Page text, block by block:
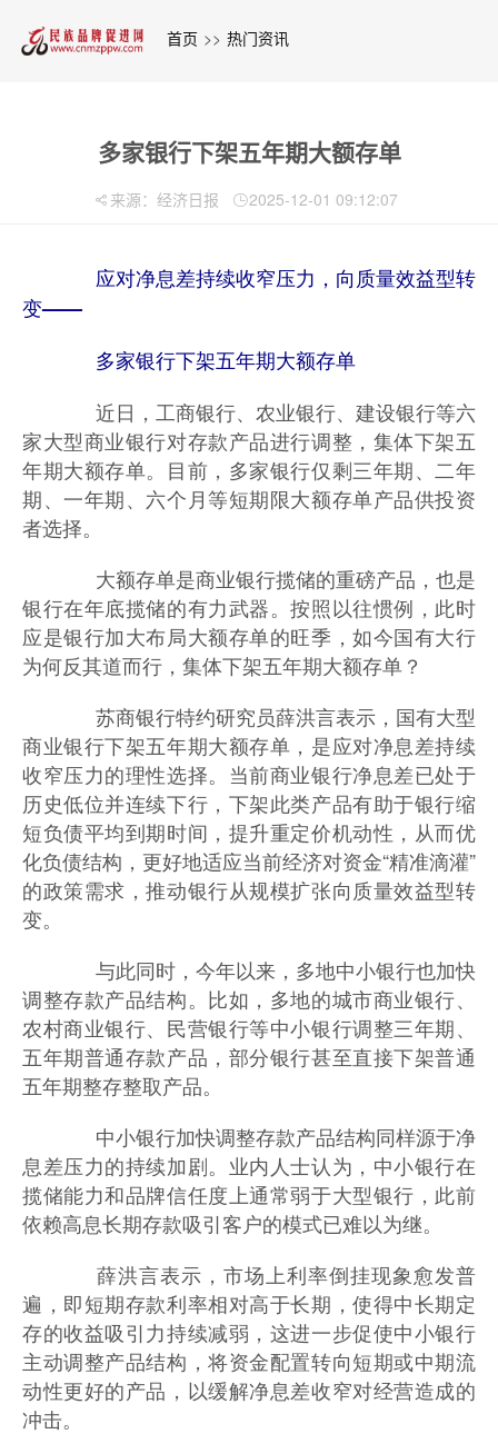
首页 >> 热门资讯
多家银行下架五年期大额存单
来源：经济日报 2025-12-01 09:12:07
应对净息差持续收窄压力，向质量效益型转
变——
多家银行下架五年期大额存单
近日，工商银行、农业银行、建设银行等六
家大型商业银行对存款产品进行调整，集体下架五
年期大额存单。目前，多家银行仅剩三年期、二年
期、一年期、六个月等短期限大额存单产品供投资
者选择。
大额存单是商业银行揽储的重磅产品，也是
银行在年底揽储的有力武器。按照以往惯例，此时
应是银行加大布局大额存单的旺季，如今国有大行
为何反其道而行，集体下架五年期大额存单？
苏商银行特约研究员薛洪言表示，国有大型
商业银行下架五年期大额存单，是应对净息差持续
收窄压力的理性选择。当前商业银行净息差已处于
历史低位并连续下行，下架此类产品有助于银行缩
短负债平均到期时间，提升重定价机动性，从而优
化负债结构，更好地适应当前经济对资金“精准滴灌”
的政策需求，推动银行从规模扩张向质量效益型转
变。
与此同时，今年以来，多地中小银行也加快
调整存款产品结构。比如，多地的城市商业银行、
农村商业银行、民营银行等中小银行调整三年期、
五年期普通存款产品，部分银行甚至直接下架普通
五年期整存整取产品。
中小银行加快调整存款产品结构同样源于净
息差压力的持续加剧。业内人士认为，中小银行在
揽储能力和品牌信任度上通常弱于大型银行，此前
依赖高息长期存款吸引客户的模式已难以为继。
薛洪言表示，市场上利率倒挂现象愈发普
遍，即短期存款利率相对高于长期，使得中长期定
存的收益吸引力持续减弱，这进一步促使中小银行
主动调整产品结构，将资金配置转向短期或中期流
动性更好的产品，以缓解净息差收窄对经营造成的
冲击。